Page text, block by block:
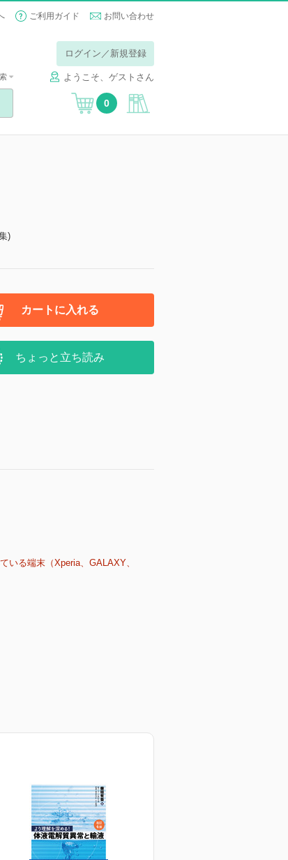
ご利用ガイド お問い合わせ
ログイン／新規登録
ようこそ、ゲストさん
0
)
カートに入れる
ちょっと立ち読み
いる端末（Xperia、GALAXY、